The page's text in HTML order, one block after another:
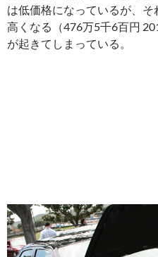
は低価格になっているが、
高くなる（476万5千6百円
が起きてしまっている。